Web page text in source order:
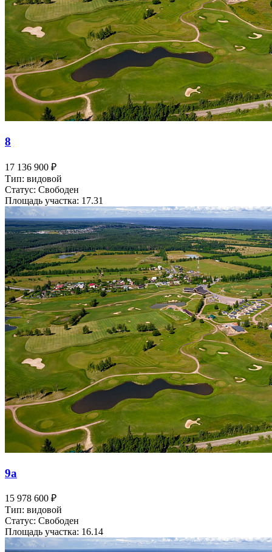
8
17 136 900 ₽
Тип: видовой
Статус: Свободен
Площадь участка: 17.31
9а
15 978 600 ₽
Тип: видовой
Статус: Свободен
Площадь участка: 16.14